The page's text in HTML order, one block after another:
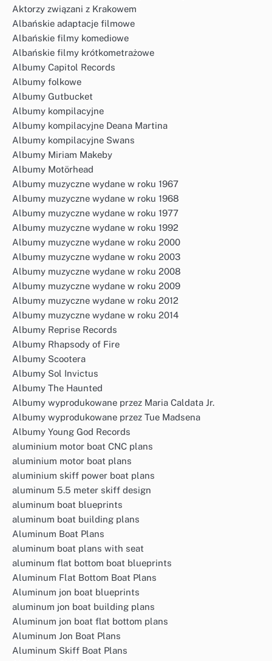
Aktorzy związani z Krakowem
Albańskie adaptacje filmowe
Albańskie filmy komediowe
Albańskie filmy krótkometrażowe
Albumy Capitol Records
Albumy folkowe
Albumy Gutbucket
Albumy kompilacyjne
Albumy kompilacyjne Deana Martina
Albumy kompilacyjne Swans
Albumy Miriam Makeby
Albumy Motörhead
Albumy muzyczne wydane w roku 1967
Albumy muzyczne wydane w roku 1968
Albumy muzyczne wydane w roku 1977
Albumy muzyczne wydane w roku 1992
Albumy muzyczne wydane w roku 2000
Albumy muzyczne wydane w roku 2003
Albumy muzyczne wydane w roku 2008
Albumy muzyczne wydane w roku 2009
Albumy muzyczne wydane w roku 2012
Albumy muzyczne wydane w roku 2014
Albumy Reprise Records
Albumy Rhapsody of Fire
Albumy Scootera
Albumy Sol Invictus
Albumy The Haunted
Albumy wyprodukowane przez Maria Caldata Jr.
Albumy wyprodukowane przez Tue Madsena
Albumy Young God Records
aluminium motor boat CNC plans
aluminium motor boat plans
aluminium skiff power boat plans
aluminum 5.5 meter skiff design
aluminum boat blueprints
aluminum boat building plans
Aluminum Boat Plans
aluminum boat plans with seat
aluminum flat bottom boat blueprints
Aluminum Flat Bottom Boat Plans
Aluminum jon boat blueprints
aluminum jon boat building plans
Aluminum jon boat flat bottom plans
Aluminum Jon Boat Plans
Aluminum Skiff Boat Plans